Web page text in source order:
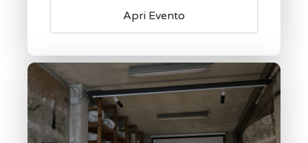
Apri Evento